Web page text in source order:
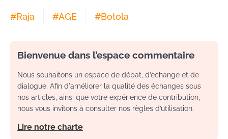
#Raja #AGE #Botola
Bienvenue dans l’espace commentaire
Nous souhaitons un espace de débat, d’échange et de
dialogue. Afin d'améliorer la qualité des échanges sous
nos articles, ainsi que votre expérience de contribution,
nous vous invitons à consulter nos règles d’utilisation.
Lire notre charte